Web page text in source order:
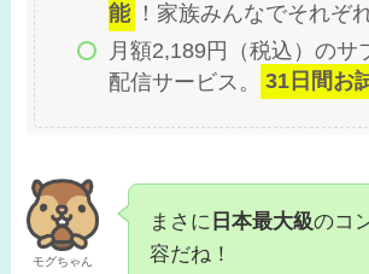
能
！家族みんなでそれぞ
月額2,189円（税込）のサ
配信サービス。
31日間お
モグちゃん
まさに 日本最大級のコ
容だね！